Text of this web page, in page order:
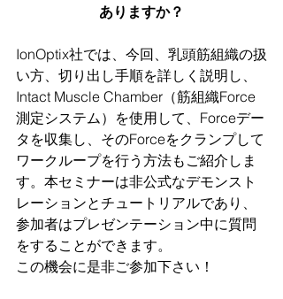
ありますか？
IonOptix社では、今回、乳頭筋組織の扱
い方、切り出し手順を詳しく説明し、
Intact Muscle Chamber（筋組織Force
測定システム）を使用して、Forceデー
タを収集し、そのForceをクランプして
ワークループを行う方法もご紹介しま
す。本セミナーは非公式なデモンスト
レーションとチュートリアルであり、
参加者はプレゼンテーション中に質問
をすることができます。
この機会に是非ご参加下さい！